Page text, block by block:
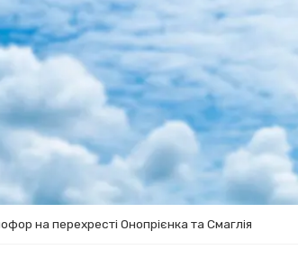
на перехресті Онопрієнка та Смаглія